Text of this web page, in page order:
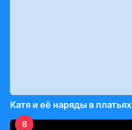
Катя и её наряды в платьях
8